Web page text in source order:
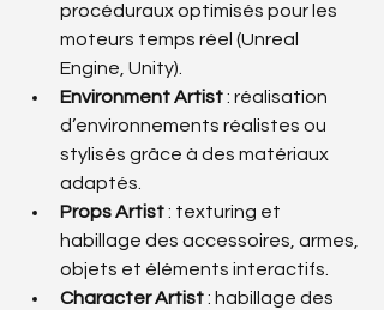
procéduraux optimisés pour les
moteurs temps réel (Unreal
Engine, Unity).
Environment Artist : réalisation
d’environnements réalistes ou
stylisés grâce à des matériaux
adaptés.
Props Artist : texturing et
habillage des accessoires, armes,
objets et éléments interactifs.
Character Artist : habillage des